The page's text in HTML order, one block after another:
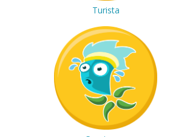
Turista